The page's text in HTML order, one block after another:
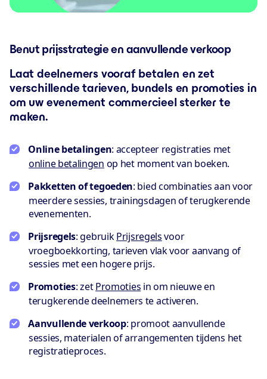
Benut prijsstrategie en aanvullende verkoop
Laat deelnemers vooraf betalen en zet
verschillende tarieven, bundels en promoties in
om uw evenement commercieel sterker te
maken.
Online betalingen: accepteer registraties met
online betalingen op het moment van boeken.
Pakketten of tegoeden: bied combinaties aan voor
meerdere sessies, trainingsdagen of terugkerende
evenementen.
Prijsregels: gebruikPrijsregelsvoor
vroegboekkorting, tarieven vlak voor aanvang of
sessies met een hogere prijs.
Promoties: zetPromoties in om nieuwe en
terugkerende deelnemers te activeren.
Aanvullende verkoop: promoot aanvullende
sessies, materialen of arrangementen tijdens het
registratieproces.